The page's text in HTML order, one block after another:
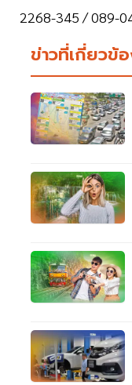
2268-345 / 089-
ข่าวที่เกี่ยวข้